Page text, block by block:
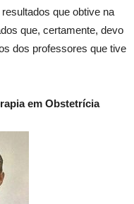
que obtive na
que, certamente, devo
dos professores que tive
em Obstetrícia